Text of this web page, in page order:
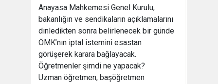
Anayasa Mahkemesi Genel Kurulu,
bakanlığın ve sendikaların açıklamalarını
dinledikten sonra belirlenecek bir günde
ÖMK’nın iptal istemini esastan
görüşerek karara bağlayacak.
Öğretmenler şimdi ne yapacak?
Uzman öğretmen, başöğretmen